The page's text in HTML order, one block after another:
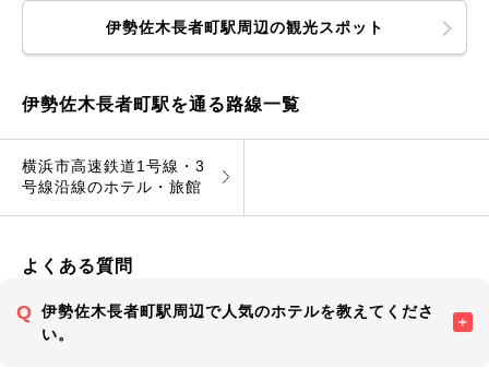
伊勢佐木長者町駅周辺の観光スポット
伊勢佐木長者町駅を通る路線一覧
横浜市高速鉄道1号線・3
号線沿線のホテル・旅館
よくある質問
伊勢佐木長者町駅周辺で人気のホテルを教えてくださ
い。